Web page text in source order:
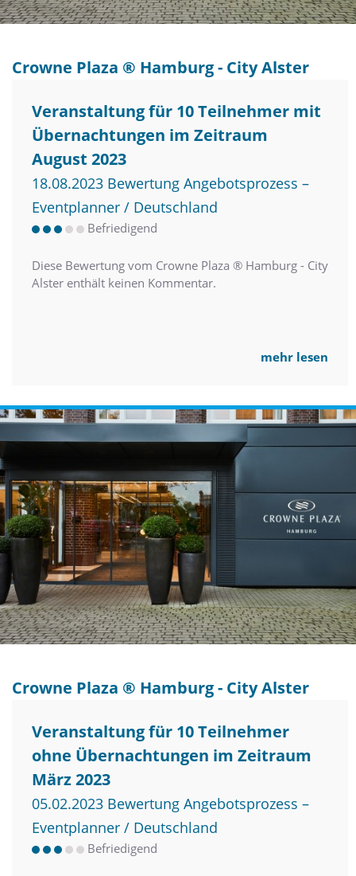
Crowne Plaza ® Hamburg - City Alster
Veranstaltung für 10 Teilnehmer mit
Übernachtungen im Zeitraum
August 2023
18.08.2023 Bewertung Angebotsprozess –
Eventplanner / Deutschland
Befriedigend
Diese Bewertung vom Crowne Plaza ® Hamburg - City
Alster enthält keinen Kommentar.
mehr lesen
Crowne Plaza ® Hamburg - City Alster
Veranstaltung für 10 Teilnehmer
ohne Übernachtungen im Zeitraum
März 2023
05.02.2023 Bewertung Angebotsprozess –
Eventplanner / Deutschland
Befriedigend